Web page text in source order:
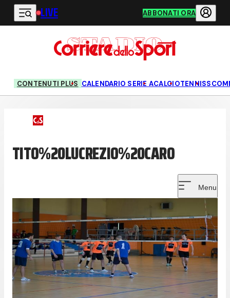
Vai al contenuto principale
LIVE ABBONATI ORA
CONTENUTI PLUS CALENDARIO SERIE ACALCIOTENNIS
TITO%20LUCREZIO%20CARO
Menu